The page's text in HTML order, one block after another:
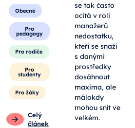
Obecné
Pro
pedagogy
Pro rodiče
Pro
studenty
Pro žáky
Celý
článek
se tak často
ocitá v roli
manažerů
nedostatku,
kteří se snaží
s danými
prostředky
dosáhnout
maxima, ale
málokdy
mohou snít ve
velkém.